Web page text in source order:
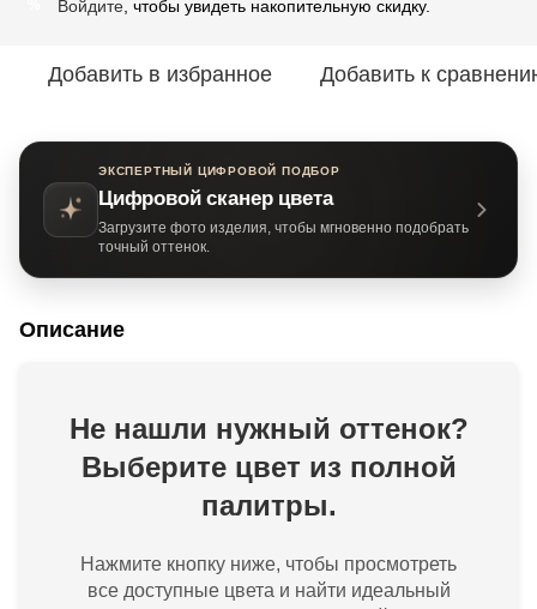
Войдите , чтобы увидеть накопительную скидку.
Добавить в избранное Добавить к
ЭКСПЕРТНЫЙ ЦИФРОВОЙ ПОДБОР
Цифровой сканер цвета
Загрузите фото изделия, чтобы мгновенно подобрать
точный оттенок.
Описание
Не нашли нужный оттенок?
Выберите цвет из полной
палитры.
Нажмите кнопку ниже, чтобы просмотреть
все доступные цвета и найти идеальный